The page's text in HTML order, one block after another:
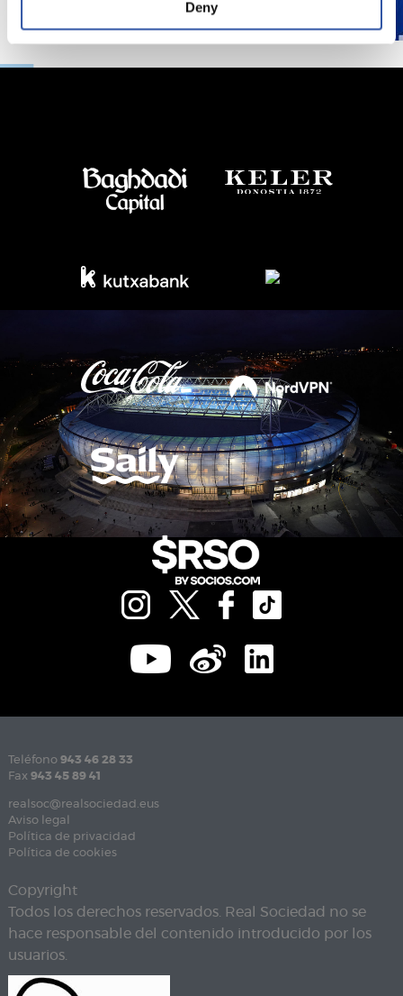
Deny
Teléfono 943 46 28 33
Fax 943 45 89 41
realsoc@realsociedad.eus
Aviso legal
Política de privacidad
Política de cookies
Copyright
Todos los derechos reservados. Real Sociedad no se
hace responsable del contenido introducido por los
usuarios.